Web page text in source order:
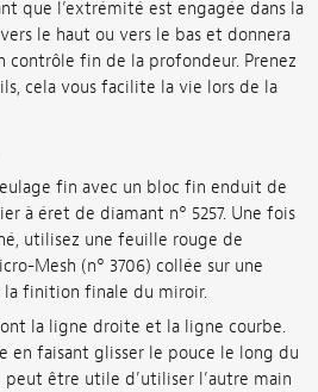
que l’extrémité est engagée dans la
le haut ou vers le bas et donnera
contrôle fin de la profondeur. Prenez
cela vous facilite la vie lors de la
fin avec un bloc fin enduit de
à éret de diamant n° 5257. Une fois
utilisez une feuille rouge de
Mesh (n° 3706) collée sur une
la finition finale du miroir.
la ligne droite et la ligne courbe.
en faisant glisser le pouce le long du
être utile d’utiliser l’autre main